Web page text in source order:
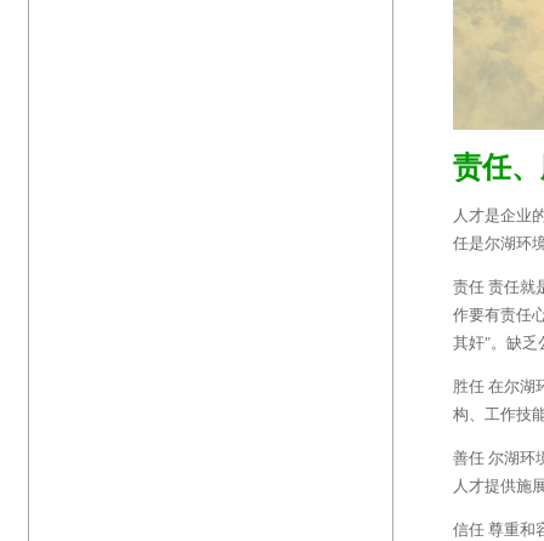
责任
人才是企业
任是尔湖环
责任 责任就
作要有责任
其奸"。缺乏
胜任 在尔湖
构、工作技
善任 尔湖环
人才提供施
信任 尊重和